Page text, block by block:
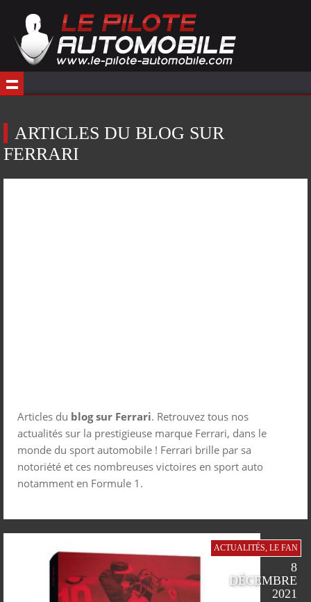
ARTICLES DU BLOG SUR
FERRARI
Articles du blog sur Ferrari. Retrouvez tous nos
actualités sur la prestigieuse marque Ferrari, dans le
monde du sport automobile ! Ferrari brille par sa
notoriété et ces nombreuses victoires en sport auto
notamment en Formule 1.
ACTUALITÉS, LE FAN
8
DÉCEMBRE
2021